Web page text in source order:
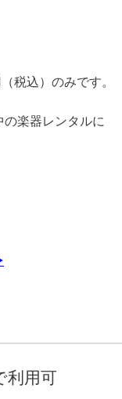
税込）のみです。
楽器レンタルに
利用可